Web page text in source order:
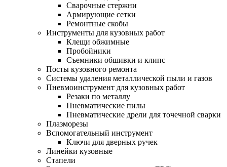
Сварочные стержни
Армирующие сетки
Ремонтные скобы
Инструменты для кузовных работ
Клещи обжимные
Пробойники
Съемники обшивки и клипс
Посты кузовного ремонта
Системы удаления металлической пыли и газов
Пневмоинструмент для кузовных работ
Резаки по металлу
Пневматические пилы
Пневматические дрели для точечной сварки
Плазморезы
Вспомогательный инструмент
Ключи для дверных ручек
Линейки кузовные
Стапели